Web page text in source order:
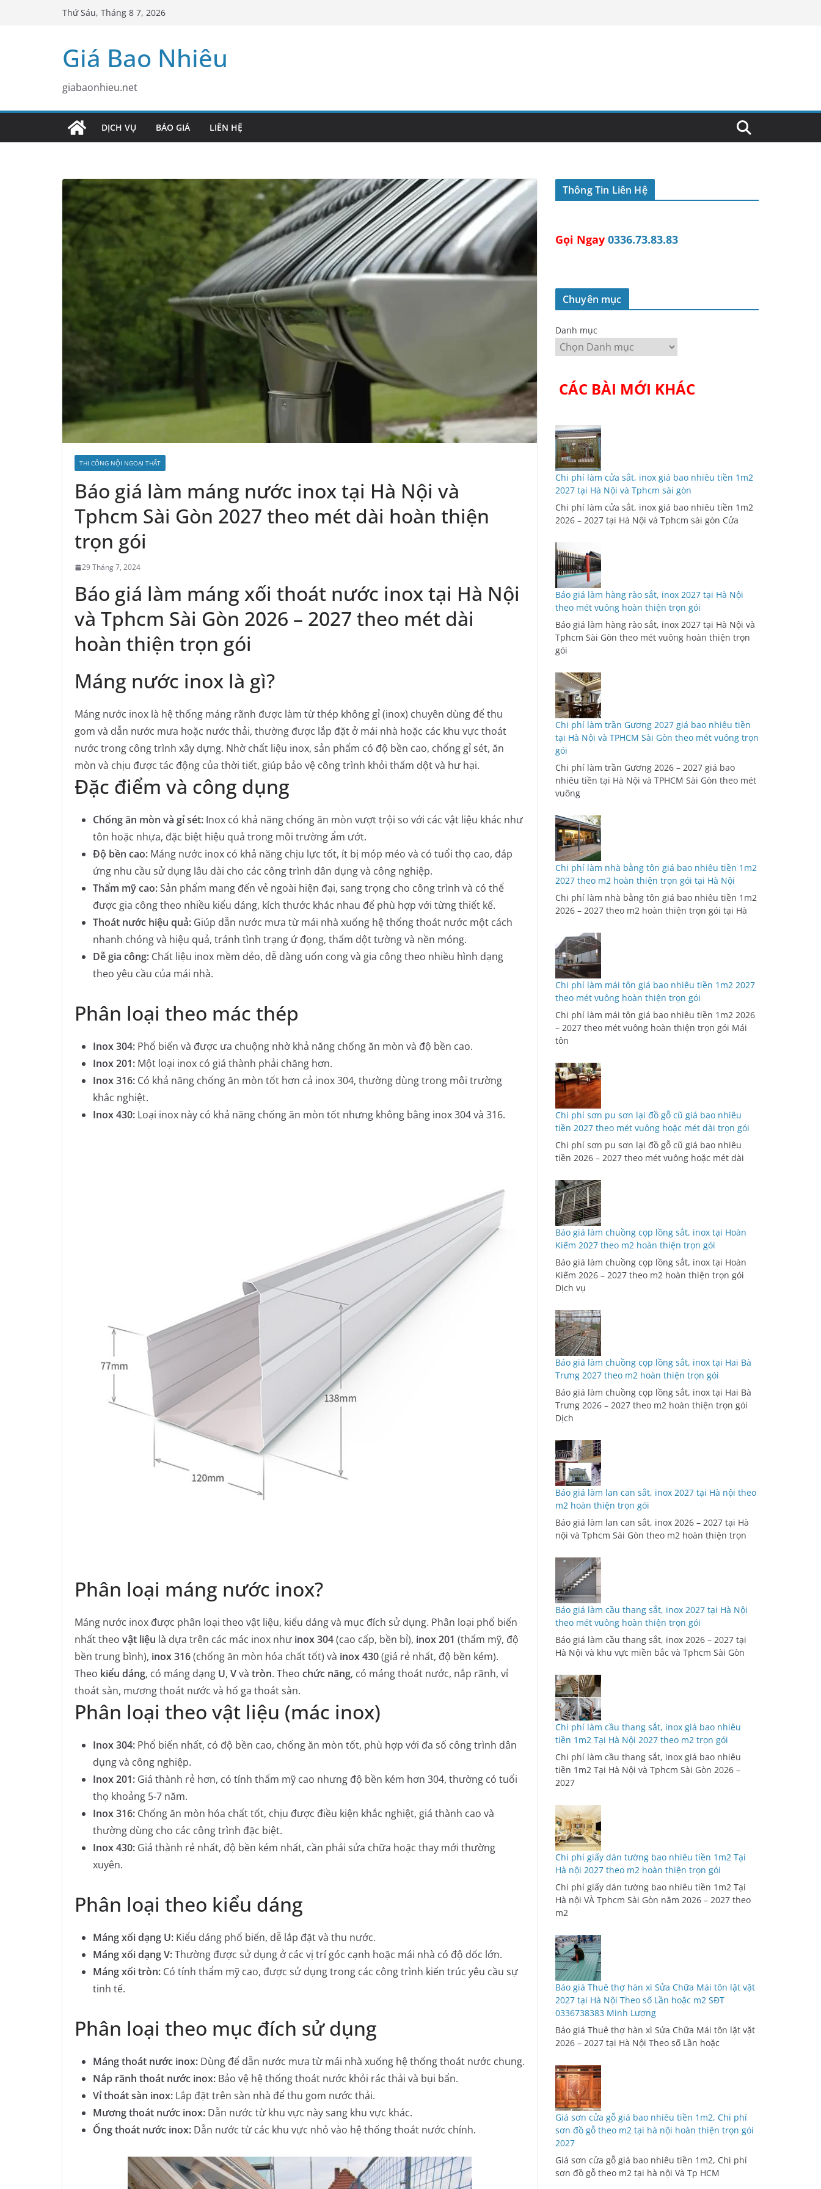
Thứ Sáu, Tháng 8 7, 2026
Giá Bao Nhiêu
giabaonhieu.net
DỊCH VỤ BÁO GIÁ LIÊN HỆ
THI CÔNG NỘI NGOẠI THẤT
Báo giá làm máng nước inox tại Hà Nội và
Tphcm Sài Gòn 2027 theo mét dài hoàn thiện
trọn gói
29 Tháng 7, 2024
Báo giá làm máng xối thoát nước inox tại Hà Nội
và Tphcm Sài Gòn 2026 – 2027 theo mét dài
hoàn thiện trọn gói
Máng nước inox là gì?
Máng nước inox là hệ thống máng rãnh được làm từ thép không gỉ (inox) chuyên dùng để thu
gom và dẫn nước mưa hoặc nước thải, thường được lắp đặt ở mái nhà hoặc các khu vực thoát
nước trong công trình xây dựng. Nhờ chất liệu inox, sản phẩm có độ bền cao, chống gỉ sét, ăn
mòn và chịu được tác động của thời tiết, giúp bảo vệ công trình khỏi thấm dột và hư hại.
Đặc điểm và công dụng
Chống ăn mòn và gỉ sét: Inox có khả năng chống ăn mòn vượt trội so với các vật liệu khác như
tôn hoặc nhựa, đặc biệt hiệu quả trong môi trường ẩm ướt.
Độ bền cao: Máng nước inox có khả năng chịu lực tốt, ít bị móp méo và có tuổi thọ cao, đáp
ứng nhu cầu sử dụng lâu dài cho các công trình dân dụng và công nghiệp.
Thẩm mỹ cao:Sản phẩm mang đến vẻ ngoài hiện đại, sang trọng cho công trình và có thể
được gia công theo nhiều kiểu dáng, kích thước khác nhau để phù hợp với từng thiết kế.
Thoát nước hiệu quả: Giúp dẫn nước mưa từ mái nhà xuống hệ thống thoát nước một cách
nhanh chóng và hiệu quả, tránh tình trạng ứ đọng, thấm dột tường và nền móng.
Dễ gia công: Chất liệu inox mềm dẻo, dễ dàng uốn cong và gia công theo nhiều hình dạng
theo yêu cầu của mái nhà.
Phân loại theo mác thép
Inox 304: Phổ biến và được ưa chuộng nhờ khả năng chống ăn mòn và độ bền cao.
Inox 201: Một loại inox có giá thành phải chăng hơn.
Inox 316: Có khả năng chống ăn mòn tốt hơn cả inox 304, thường dùng trong môi trường
khắc nghiệt.
Inox 430: Loại inox này có khả năng chống ăn mòn tốt nhưng không bằng inox 304 và 316.
Phân loại máng nước inox?
Máng nước inox được phân loại theo vật liệu, kiểu dáng và mục đích sử dụng. Phân loại phổ biến
nhất theo vật liệu là dựa trên các mác inox như inox 304(cao cấp, bền bỉ), inox 201 (thẩm mỹ, độ
bền trung bình), inox 316(chống ăn mòn hóa chất tốt) và inox 430(giá rẻ nhất, độ bền kém).
Theo kiểu dáng, có máng dạng U, Vvà tròn. Theo chức năng, có máng thoát nước, nắp rãnh, vỉ
thoát sàn, mương thoát nước và hố ga thoát sàn.
Phân loại theo vật liệu (mác inox)
Inox 304: Phổ biến nhất, có độ bền cao, chống ăn mòn tốt, phù hợp với đa số công trình dân
dụng và công nghiệp.
Inox 201: Giá thành rẻ hơn, có tính thẩm mỹ cao nhưng độ bền kém hơn 304, thường có tuổi
thọ khoảng 5-7 năm.
Inox 316: Chống ăn mòn hóa chất tốt, chịu được điều kiện khắc nghiệt, giá thành cao và
thường dùng cho các công trình đặc biệt.
Inox 430: Giá thành rẻ nhất, độ bền kém nhất, cần phải sửa chữa hoặc thay mới thường
xuyên.
Phân loại theo kiểu dáng
Máng xối dạng U: Kiểu dáng phổ biến, dễ lắp đặt và thu nước.
Máng xối dạng V:Thường được sử dụng ở các vị trí góc cạnh hoặc mái nhà có độ dốc lớn.
Máng xối tròn: Có tính thẩm mỹ cao, được sử dụng trong các công trình kiến trúc yêu cầu sự
tinh tế.
Phân loại theo mục đích sử dụng
Máng thoát nước inox: Dùng để dẫn nước mưa từ mái nhà xuống hệ thống thoát nước chung.
Nắp rãnh thoát nước inox: Bảo vệ hệ thống thoát nước khỏi rác thải và bụi bẩn.
Vỉ thoát sàn inox: Lắp đặt trên sàn nhà để thu gom nước thải.
Mương thoát nước inox: Dẫn nước từ khu vực này sang khu vực khác.
Ống thoát nước inox: Dẫn nước từ các khu vực nhỏ vào hệ thống thoát nước chính.
Thông Tin Liên Hệ
Gọi Ngay 0336.73.83.83
Chuyên mục
Danh mục
CÁC BÀI MỚI KHÁC
Chi phí làm cửa sắt, inox giá bao nhiêu tiền 1m2
2027 tại Hà Nội và Tphcm sài gòn
Chi phí làm cửa sắt, inox giá bao nhiêu tiền 1m2
2026 – 2027 tại Hà Nội và Tphcm sài gòn Cửa
Báo giá làm hàng rào sắt, inox 2027 tại Hà Nội
theo mét vuông hoàn thiện trọn gói
Báo giá làm hàng rào sắt, inox 2027 tại Hà Nội và
Tphcm Sài Gòn theo mét vuông hoàn thiện trọn
gói
Chi phí làm trần Gương 2027 giá bao nhiêu tiền
tại Hà Nội và TPHCM Sài Gòn theo mét vuông trọn
gói
Chi phí làm trần Gương 2026 – 2027 giá bao
nhiêu tiền tại Hà Nội và TPHCM Sài Gòn theo mét
vuông
Chi phí làm nhà bằng tôn giá bao nhiêu tiền 1m2
2027 theo m2 hoàn thiện trọn gói tại Hà Nội
Chi phí làm nhà bằng tôn giá bao nhiêu tiền 1m2
2026 – 2027 theo m2 hoàn thiện trọn gói tại Hà
Chi phí làm mái tôn giá bao nhiêu tiền 1m2 2027
theo mét vuông hoàn thiện trọn gói
Chi phí làm mái tôn giá bao nhiêu tiền 1m2 2026
– 2027 theo mét vuông hoàn thiện trọn gói Mái
tôn
Chi phí sơn pu sơn lại đồ gỗ cũ giá bao nhiêu
tiền 2027 theo mét vuông hoặc mét dài trọn gói
Chi phí sơn pu sơn lại đồ gỗ cũ giá bao nhiêu
tiền 2026 – 2027 theo mét vuông hoặc mét dài
Báo giá làm chuồng cọp lồng sắt, inox tại Hoàn
Kiếm 2027 theo m2 hoàn thiện trọn gói
Báo giá làm chuồng cọp lồng sắt, inox tại Hoàn
Kiếm 2026 – 2027 theo m2 hoàn thiện trọn gói
Dịch vụ
Báo giá làm chuồng cọp lồng sắt, inox tại Hai Bà
Trưng 2027 theo m2 hoàn thiện trọn gói
Báo giá làm chuồng cọp lồng sắt, inox tại Hai Bà
Trưng 2026 – 2027 theo m2 hoàn thiện trọn gói
Dịch
Báo giá làm lan can sắt, inox 2027 tại Hà nội theo
m2 hoàn thiện trọn gói
Báo giá làm lan can sắt, inox 2026 – 2027 tại Hà
nội và Tphcm Sài Gòn theo m2 hoàn thiện trọn
Báo giá làm cầu thang sắt, inox 2027 tại Hà Nội
theo mét vuông hoàn thiện trọn gói
Báo giá làm cầu thang sắt, inox 2026 – 2027 tại
Hà Nội và khu vực miền bắc và Tphcm Sài Gòn
Chi phí làm cầu thang sắt, inox giá bao nhiêu
tiền 1m2 Tại Hà Nội 2027 theo m2 trọn gói
Chi phí làm cầu thang sắt, inox giá bao nhiêu
tiền 1m2 Tại Hà Nội và Tphcm Sài Gòn 2026 –
2027
Chi phí giấy dán tường bao nhiêu tiền 1m2 Tại
Hà nội 2027 theo m2 hoàn thiện trọn gói
Chi phí giấy dán tường bao nhiêu tiền 1m2 Tại
Hà nội VÀ Tphcm Sài Gòn năm 2026 – 2027 theo
m2
Báo giá Thuê thợ hàn xì Sửa Chữa Mái tôn lặt vặt
2027 tại Hà Nội Theo số Lần hoặc m2 SĐT
0336738383 Minh Lượng
Báo giá Thuê thợ hàn xì Sửa Chữa Mái tôn lặt vặt
2026 – 2027 tại Hà Nội Theo số Lần hoặc
Giá sơn cửa gỗ giá bao nhiêu tiền 1m2, Chi phí
sơn đồ gỗ theo m2 tại hà nội hoàn thiện trọn gói
2027
Giá sơn cửa gỗ giá bao nhiêu tiền 1m2, Chi phí
sơn đồ gỗ theo m2 tại hà nội Và Tp HCM